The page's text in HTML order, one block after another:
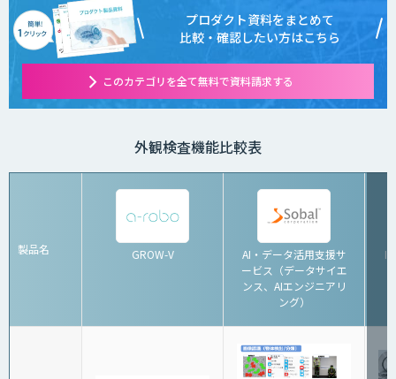
プロダクト資料をまとめて
比較・確認したい方はこちら
このカテゴリを全て無料で資料請求する
外観検査機能比較表
製品名 GROW-V
AI・データ活用支援サ
ービス（データサイエ
ンス、AIエンジニアリ
ング）